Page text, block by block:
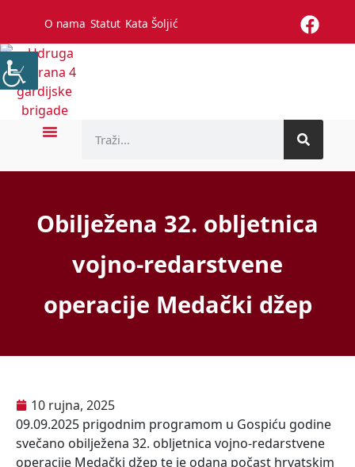
O nama Statut Kata Šoljić
Obilježena 32. obljetnica
vojno-redarstvene
operacije Medački džep
10 rujna, 2025
09.09.2025 prigodnim programom u Gospiću godine
svečano obilježena 32. obljetnica vojno-redarstvene
operacije Medački džep te je odana počast hrvatskim